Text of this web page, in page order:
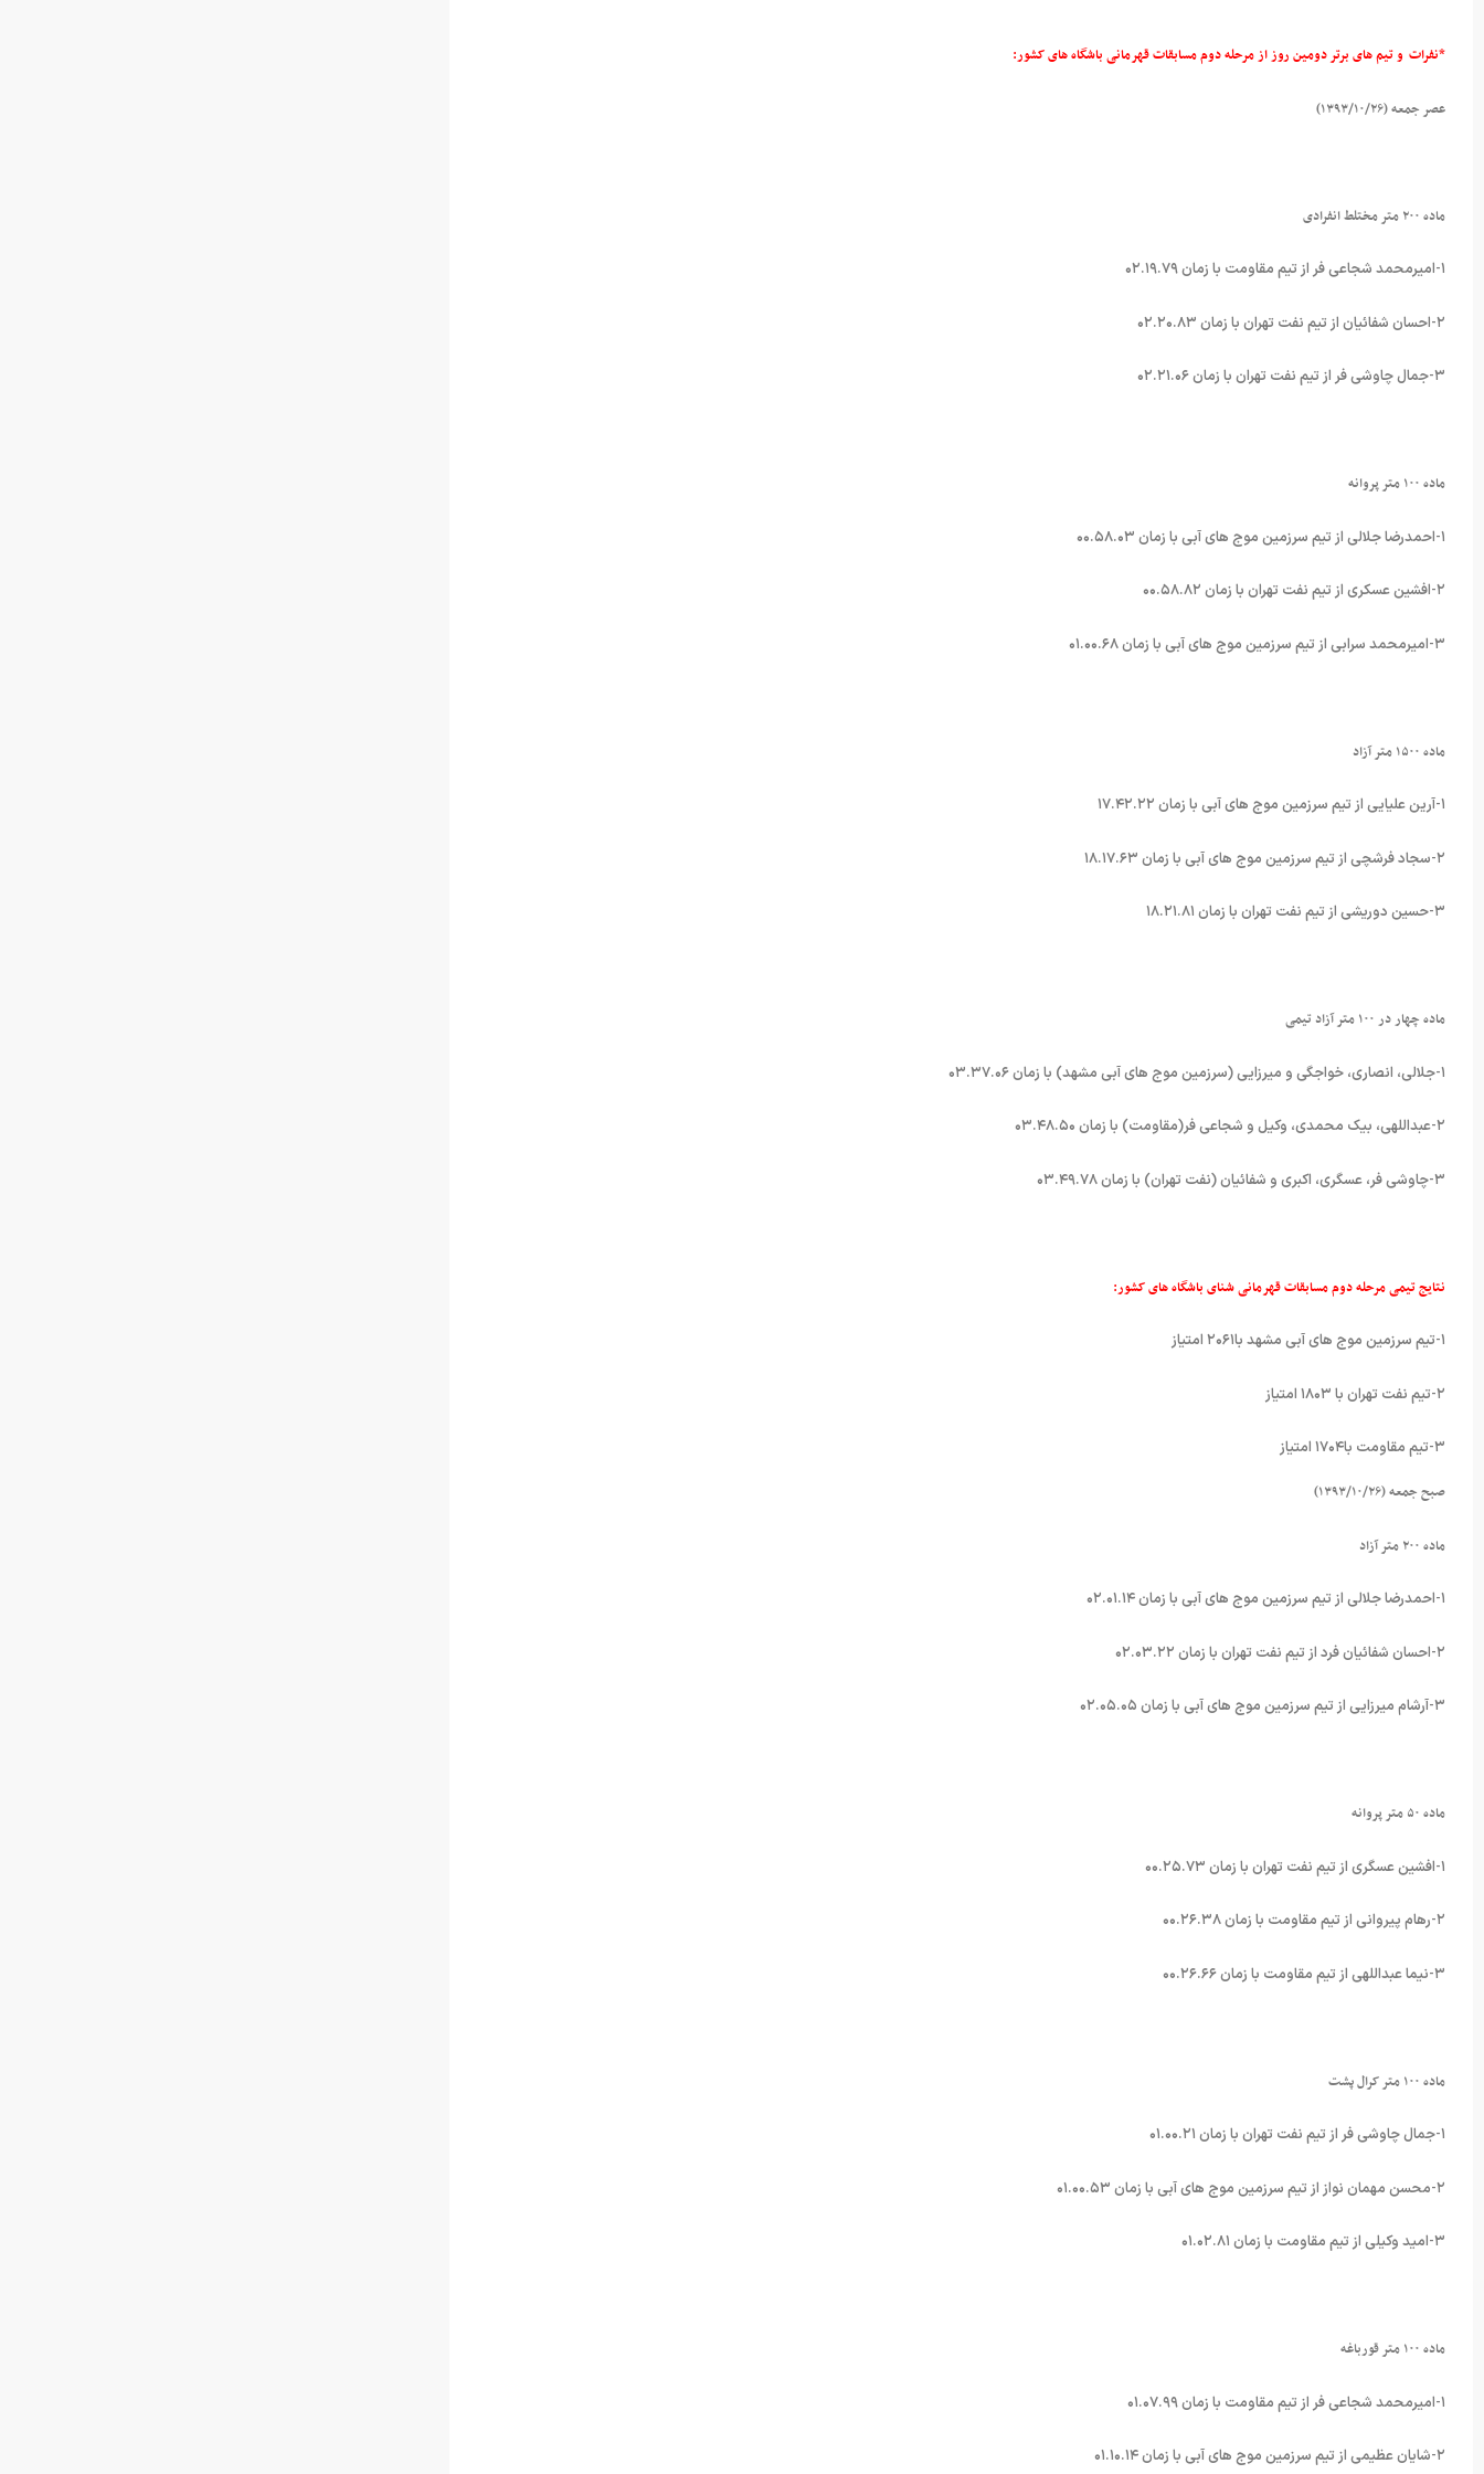
*نفرات و تیم های برتر دومین روز از مرحله دوم مسابقات قهرمانی باشگاه های کشور:
عصر جمعه (۱۳۹۳/۱۰/۲۶)
ماده ۲۰۰ متر مختلط انفرادی
۱-امیرمحمد شجاعی فر از تیم مقاومت با زمان ۰۲.۱۹.۷۹
۲-احسان شفائیان از تیم نفت تهران با زمان ۰۲.۲۰.۸۳
۳-جمال چاوشی فر از تیم نفت تهران با زمان ۰۲.۲۱.۰۶
ماده ۱۰۰ متر پروانه
۱-احمدرضا جلالی از تیم سرزمین موج های آبی با زمان ۰۰.۵۸.۰۳
۲-افشین عسکری از تیم نفت تهران با زمان ۰۰.۵۸.۸۲
۳-امیرمحمد سرابی از تیم سرزمین موج های آبی با زمان ۰۱.۰۰.۶۸
ماده ۱۵۰۰ متر آزاد
۱-آرین علیایی از تیم سرزمین موج های آبی با زمان ۱۷.۴۲.۲۲
۲-سجاد فرشچی از تیم سرزمین موج های آبی با زمان ۱۸.۱۷.۶۳
۳-حسین دوریشی از تیم نفت تهران با زمان ۱۸.۲۱.۸۱
ماده چهار در ۱۰۰ متر آزاد تیمی
۱-جلالی، انصاری، خواجگی و میرزایی (سرزمین موج های آبی مشهد) با زمان ۰۳.۳۷.۰۶
۲-عبداللهی، بیک محمدی، وکیل و شجاعی فر(مقاومت) با زمان ۰۳.۴۸.۵۰
۳-چاوشی فر، عسگری، اکبری و شفائیان (نفت تهران) با زمان ۰۳.۴۹.۷۸
نتایج تیمی مرحله دوم مسابقات قهرمانی شنای باشگاه های کشور:
۱-تیم سرزمین موج های آبی مشهد با۲۰۶۱ امتیاز
۲-تیم نفت تهران با ۱۸۰۳ امتیاز
۳-تیم مقاومت با۱۷۰۴ امتیاز
صبح جمعه (۱۳۹۳/۱۰/۲۶)
ماده ۲۰۰ متر آزاد
۱-احمدرضا جلالی از تیم سرزمین موج های آبی با زمان ۰۲.۰۱.۱۴
۲-احسان شفائیان فرد از تیم نفت تهران با زمان ۰۲.۰۳.۲۲
۳-آرشام میرزایی از تیم سرزمین موج های آبی با زمان ۰۲.۰۵.۰۵
ماده ۵۰ متر پروانه
۱-افشین عسگری از تیم نفت تهران با زمان ۰۰.۲۵.۷۳
۲-رهام پیروانی از تیم مقاومت با زمان ۰۰.۲۶.۳۸
۳-نیما عبداللهی از تیم مقاومت با زمان ۰۰.۲۶.۶۶
ماده ۱۰۰ متر کرال پشت
۱-جمال چاوشی فر از تیم نفت تهران با زمان ۰۱.۰۰.۲۱
۲-محسن مهمان نواز از تیم سرزمین موج های آبی با زمان ۰۱.۰۰.۵۳
۳-امید وکیلی از تیم مقاومت با زمان ۰۱.۰۲.۸۱
ماده ۱۰۰ متر قورباغه
۱-امیرمحمد شجاعی فر از تیم مقاومت با زمان ۰۱.۰۷.۹۹
۲-شایان عظیمی از تیم سرزمین موج های آبی با زمان ۰۱.۱۰.۱۴